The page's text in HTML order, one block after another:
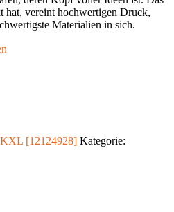
hat, vereint hochwertigen Druck,
Materialien in sich.
[12124928] Kategorie: